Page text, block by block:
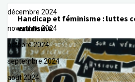
décembre 2024
novembre 2024
octobre 2024
septembre 2024
août 2024
Handicap et féminisme : luttes
validisme